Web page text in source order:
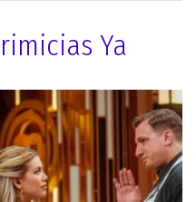
Ya